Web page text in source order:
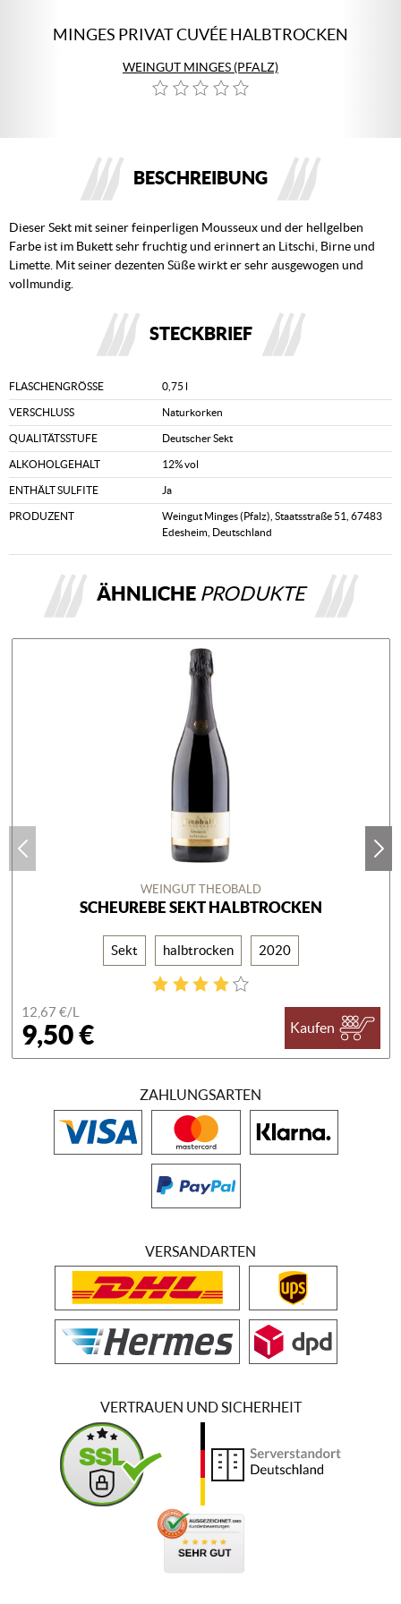
MINGES PRIVAT CUVÉE HALBTROCKEN
WEINGUT MINGES (PFALZ)
BESCHREIBUNG
Dieser Sekt mit seiner feinperligen Mousseux und der hellgelben
Farbe ist im Bukett sehr fruchtig und erinnert an Litschi, Birne und
Limette. Mit seiner dezenten Süße wirkt er sehr ausgewogen und
vollmundig.
STECKBRIEF
FLASCHENGRÖSSE 0,75 l
VERSCHLUSS Naturkorken
QUALITÄTSSTUFE Deutscher Sekt
ALKOHOLGEHALT 12% vol
ENTHÄLT SULFITE Ja
PRODUZENT
Weingut Minges (Pfalz), Staatsstraße 51, 67483
Edesheim, Deutschland
ÄHNLICHE PRODUKTE
WEINGUT THEOBALD
SCHEUREBE SEKT HALBTROCKEN
Sekt halbtrocken 2020
12,67 €/L
9,50 € Kaufen
ZAHLUNGSARTEN
VERSANDARTEN
VERTRAUEN UND SICHERHEIT